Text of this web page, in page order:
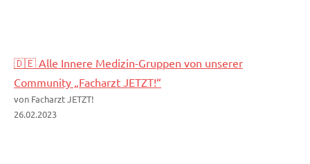
🇩🇪 Alle Innere Medizin-Gruppen von unserer
Community „Facharzt JETZT!“
von Facharzt JETZT!
26.02.2023